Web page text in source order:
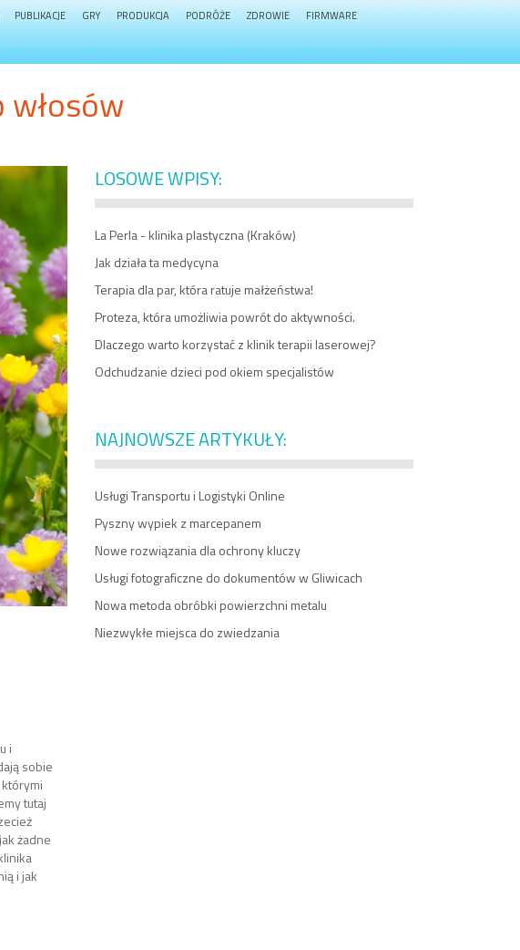
PUBLIKACJE GRY PRODUKCJA PODRÓŻE ZDROWIE FIRMWARE
włosów
i
sobie
tutaj
żadne
i jak
LOSOWE WPISY:
La Perla - klinika plastyczna (Kraków)
Jak działa ta medycyna
Terapia dla par, która ratuje małżeństwa!
Proteza, która umożliwia powrót do aktywności.
Dlaczego warto korzystać z klinik terapii laserowej?
Odchudzanie dzieci pod okiem specjalistów
NAJNOWSZE ARTYKUŁY:
Usługi Transportu i Logistyki Online
Pyszny wypiek z marcepanem
Nowe rozwiązania dla ochrony kluczy
Usługi fotograficzne do dokumentów w Gliwicach
Nowa metoda obróbki powierzchni metalu
Niezwykłe miejsca do zwiedzania